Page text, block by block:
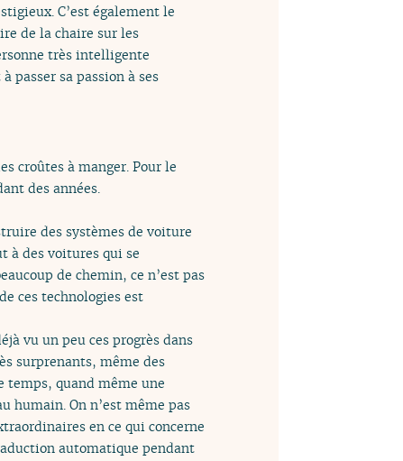
C’est également le
de la chaire sur les
très intelligente
passer sa passion à ses
croûtes à manger. Pour le
des années.
des systèmes de voiture
à des voitures qui se
de chemin, ce n’est pas
ces technologies est
vu un peu ces progrès dans
surprenants, même des
temps, quand même une
On n’est même pas
en ce qui concerne
automatique pendant